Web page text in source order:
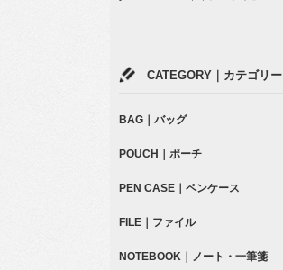
CATEGORY｜カテゴリー
BAG｜バッグ
POUCH｜ポーチ
PEN CASE｜ペンケース
FILE｜ファイル
NOTEBOOK｜ノート・一筆箋